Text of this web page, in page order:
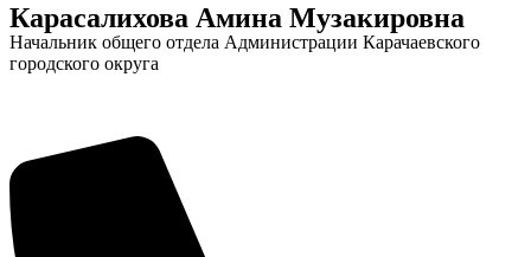
Карасалихова Амина Музакировна
Начальник общего отдела Администрации Карачаевского
городского округа